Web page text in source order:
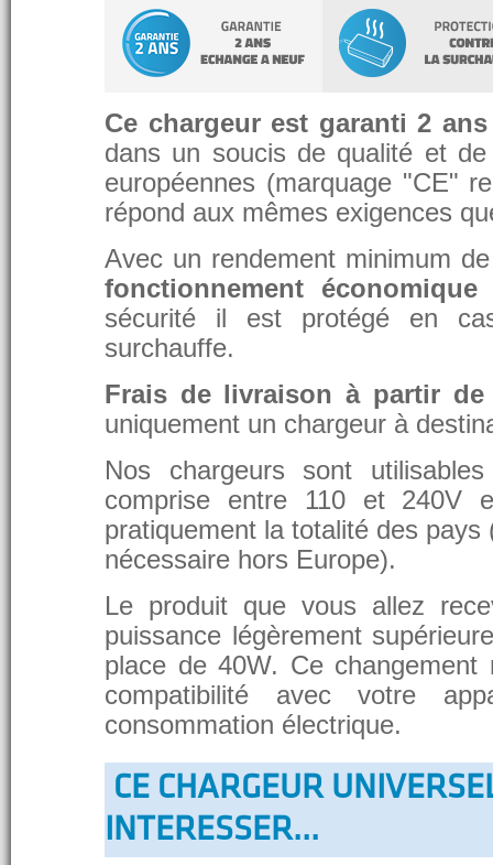
Ce chargeur est garanti 2 ans
dans un soucis de qualité et
européennes (marquage "CE"
répond aux mêmes exigences
Avec un rendement minimum
fonctionnement
sécurité il est protégé en
surchauffe.
Frais de livraison à partir de
uniquement un chargeur à
Nos chargeurs sont
comprise entre 110 et 240V
pratiquement la totalité des
nécessaire hors Europe).
Le produit que vous allez
puissance légèrement
place de 40W. Ce
compatibilité avec votre
consommation électrique.
CE CHARGEUR
INTERESSER...